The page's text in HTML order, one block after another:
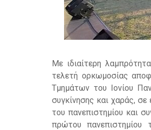
Με ιδιαίτερη
τελετή ορκωμοσίας
Τμημάτων του Ιονίου
συγκίνησης και χαράς, σε
του πανεπιστημίου και
πρώτου